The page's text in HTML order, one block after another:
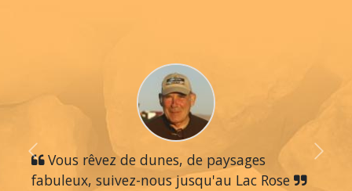
Vous rêvez de dunes, de paysages
fabuleux, suivez-nous jusqu'au Lac Rose
Previous Next